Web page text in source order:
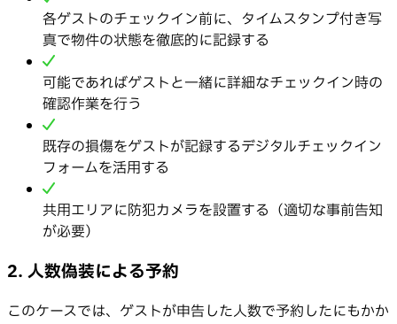
各ゲストのチェックイン前に、タイムスタンプ付き写
真で物件の状態を徹底的に記録する
可能であればゲストと一緒に詳細なチェックイン時の
確認作業を行う
既存の損傷をゲストが記録するデジタルチェックイン
フォームを活用する
共用エリアに防犯カメラを設置する（適切な事前告知
が必要）
2. 人数偽装による予約
このケースでは、ゲストが申告した人数で予約したにもかか